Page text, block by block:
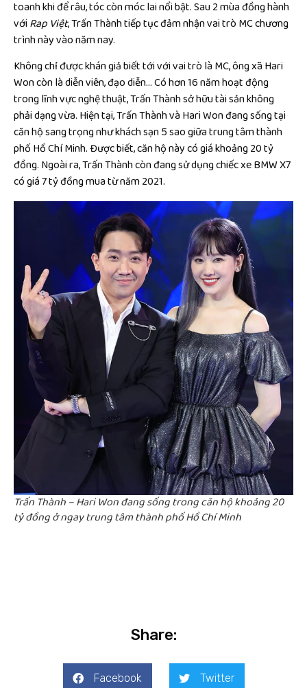
toanh khi để râu, tóc còn móc lai nổi bật. Sau 2 mùa đồng hành
vớiRap Việt, Trấn Thành tiếp tục đảm nhận vai trò MC chương
trình này vào năm nay.
Không chỉ được khán giả biết tới với vai trò là MC, ông xã Hari
Won còn là diễn viên, đạo diễn… Có hơn 16 năm hoạt động
trong lĩnh vực nghệ thuật, Trấn Thành sở hữu tài sản không
phải dạng vừa. Hiện tại, Trấn Thành và Hari Won đang sống tại
căn hộ sang trọng như khách sạn 5 sao giữa trung tâm thành
phố Hồ Chí Minh. Được biết, căn hộ này có giá khoảng 20 tỷ
đồng. Ngoài ra, Trấn Thành còn đang sử dụng chiếc xe BMW X7
có giá 7 tỷ đồng mua từ năm 2021.
Trấn Thành – Hari Won đang sống trong căn hộ khoảng 20
tỷ đồng ở ngay trung tâm thành phố Hồ Chí Minh
Share:
Facebook Twitter